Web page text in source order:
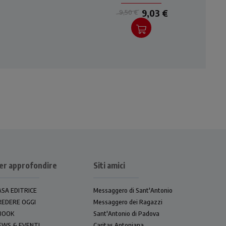
9,50 € 9,03 €
approfondire
EDITRICE
OGGI
Siti amici
Messaggero di Sant'Antonio
Messaggero dei Ragazzi
Sant'Antonio di Padova